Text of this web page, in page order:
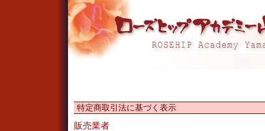
特定商取引法に基づく表示
販売業者